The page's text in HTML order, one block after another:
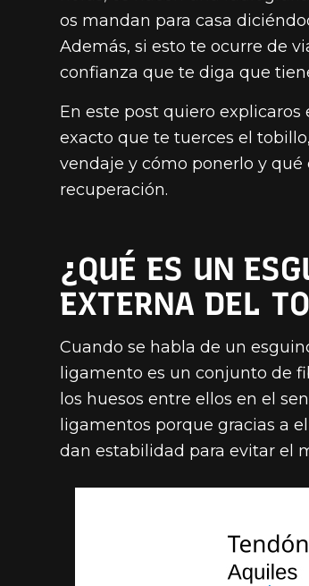
os mandan para casa
Además, si esto te ocurre de
confianza que te diga que
En este post quiero
exacto que te tuerces el
vendaje y cómo ponerlo y qué
recuperación.
¿QUÉ ES UN
EXTERNA DEL
Cuando se habla de un
ligamento es un conjunto de
los huesos entre ellos en el
ligamentos porque gracias a
dan estabilidad para evitar el